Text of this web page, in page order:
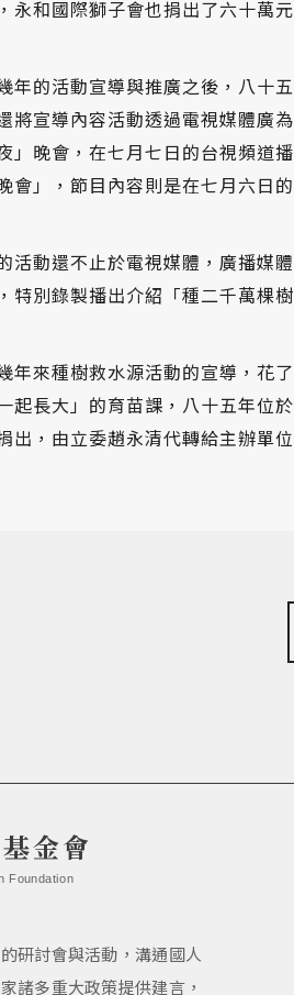
永和國際獅子會也捐出了六十萬
年的活動宣導與推廣之後，八十
將宣導內容活動透過電視媒體廣
」晚會，在七月七日的台視頻道
會」，節目內容則是在七月六日
活動還不止於電視媒體，廣播媒
特別錄製播出介紹「種二千萬棵
年來種樹救水源活動的宣導，花
起長大」的育苗課，八十五年位
出，由立委趙永清代轉給主辦單
金會
Foundation
研討會與活動，溝通國人
諸多重大政策提供建言，